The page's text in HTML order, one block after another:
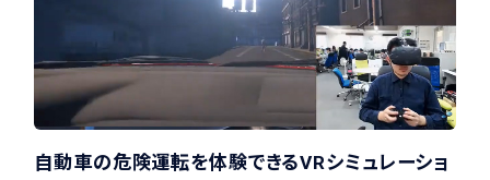
自動車の危険運転を体験できるVRシミュレーショ